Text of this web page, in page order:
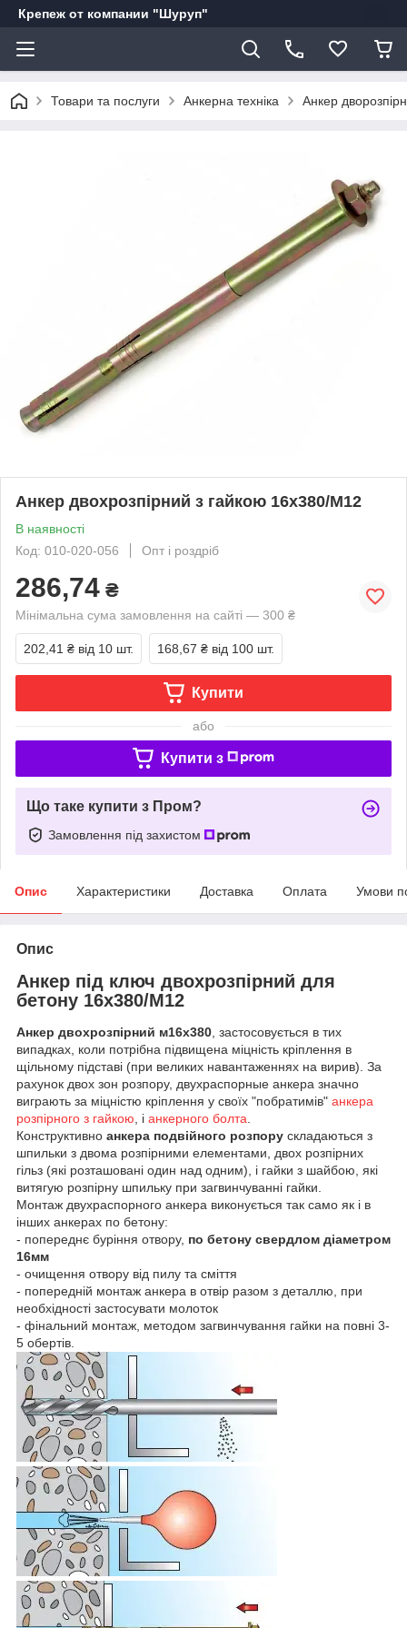
Крепеж от компании "Шуруп"
Товари та послуги Анкерна техніка Анкер
Анкер двохрозпірний з гайкою 16х380/М12
В наявності
Код: 010-020-056
Опт і роздріб
286,74 ₴
Мінімальна сума замовлення на сайті — 300 ₴
202,41 ₴ від 10 шт. 168,67 ₴ від 100 шт.
Купити
або
Купити з
Що таке купити з Пром?
Замовлення під захистом
Опис Характеристики Доставка Оплата Умови
Опис
Анкер під ключ двохрозпірний для
бетону 16х380/М12
Анкер двохрозпірний м16х380, застосовується в тих
випадках, коли потрібна підвищена міцність кріплення в
щільному підставі (при великих навантаженнях на вирив). За
рахунок двох зон розпору, двухраспорные анкера значно
виграють за міцністю кріплення у своїх "побратимів" анкера
розпірного з гайкою, і анкерного болта.
Конструктивно анкера подвійного розпору складаються з
шпильки з двома розпірними елементами, двох розпірних
гільз (які розташовані один над одним), і гайки з шайбою, які
витягую розпірну шпильку при загвинчуванні гайки.
Монтаж двухраспорного анкера виконується так само як і в
інших анкерах по бетону:
- попереднє буріння отвору, по бетону свердлом діаметром
16мм
- очищення отвору від пилу та сміття
- попередній монтаж анкера в отвір разом з деталлю, при
необхідності застосувати молоток
- фінальний монтаж, методом загвинчування гайки на повні 3-
5 обертів.